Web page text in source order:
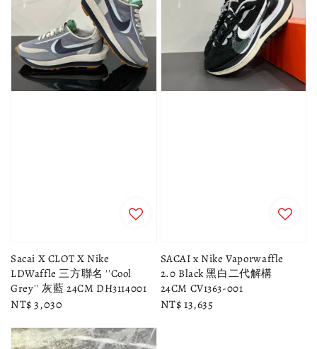
Sacai X CLOT X Nike
LDWaffle 三方聯名 ''Cool
Grey'' 灰藍 24CM DH3114001
Regular
NT$ 3,030
SACAI x Nike Vaporwaffle
2.0 Black 黑白二代解構
24CM CV1363-001
Regular
NT$ 13,635